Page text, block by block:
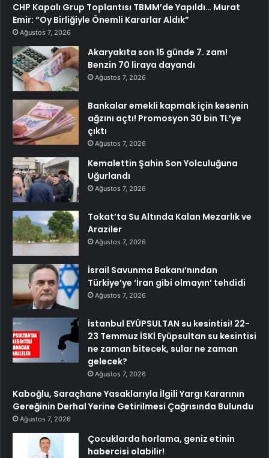
CHP Kapalı Grup Toplantısı TBMM’de Yapıldı… Murat
Emir: “Oy Birliğiyle Önemli Kararlar Aldık”
Ağustos 7, 2026
Akaryakıta son 15 günde 7. zam!
Benzin 70 liraya dayandı
Ağustos 7, 2026
Bankalar emekli kapmak için kesenin
ağzını açtı! Promosyon 30 bin TL’ye
çıktı
Ağustos 7, 2026
Kemalettin Şahin Son Yolculuğuna
Uğurlandı
Ağustos 7, 2026
Tokat’ta Su Altında Kalan Mezarlık ve
Araziler
Ağustos 7, 2026
İsrail Savunma Bakanı’nından
Türkiye’ye ‘İran gibi olmayın’ tehdidi
Ağustos 7, 2026
İstanbul EYÜPSULTAN su kesintisi! 22-
23 Temmuz İSKİ Eyüpsultan su kesintisi
ne zaman bitecek, sular ne zaman
gelecek?
Ağustos 7, 2026
Kaboğlu, Saraçhane Yasaklarıyla İlgili Yargı Kararının
Gereğinin Derhal Yerine Getirilmesi Çağrısında Bulundu
Ağustos 7, 2026
Çocuklarda horlama, geniz etinin
habercisi olabilir!